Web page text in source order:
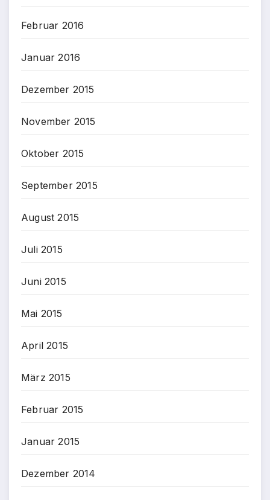
Februar 2016
Januar 2016
Dezember 2015
November 2015
Oktober 2015
September 2015
August 2015
Juli 2015
Juni 2015
Mai 2015
April 2015
März 2015
Februar 2015
Januar 2015
Dezember 2014